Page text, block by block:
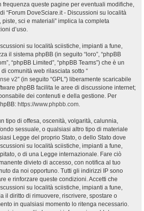
frequenza queste pagine per eventuali modifiche,
“Forum DoveSciare.it - Discussioni su località
sci e materiali” implica la completa
d’uso.
su località sciistiche, impianti a fune,
il sistema phpBB (in seguito “loro”, “phpBB
“phpBB Limited”, “phpBB Teams”) che è un
comunità web rilasciata sotto “
v2” (in seguito “GPL”) liberamente scaricabile
phpBB facilita le aree di discussione internet;
dei contenuti e della gestione. Per
https://www.phpbb.com.
tipo di offesa, oscenità, volgarità, calunnia,
sessuale, o qualsiasi altro tipo di materiale
Legge del proprio Stato, o dello Stato dove
su località sciistiche, impianti a fune,
o di una Legge internazionale. Fare ciò
divieto di accesso, con notifica al tuo
da noi opportuno. Tutti gli indirizzi IP sono
e rinforzare queste condizioni. Accetti che
su località sciistiche, impianti a fune,
il diritto di rimuovere, riscrivere, spostare o
in qualsiasi momento lo ritenga necessario.